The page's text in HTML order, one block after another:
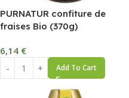
PURNATUR confiture de
fraises Bio (370g)
6,14 €
Add To Cart